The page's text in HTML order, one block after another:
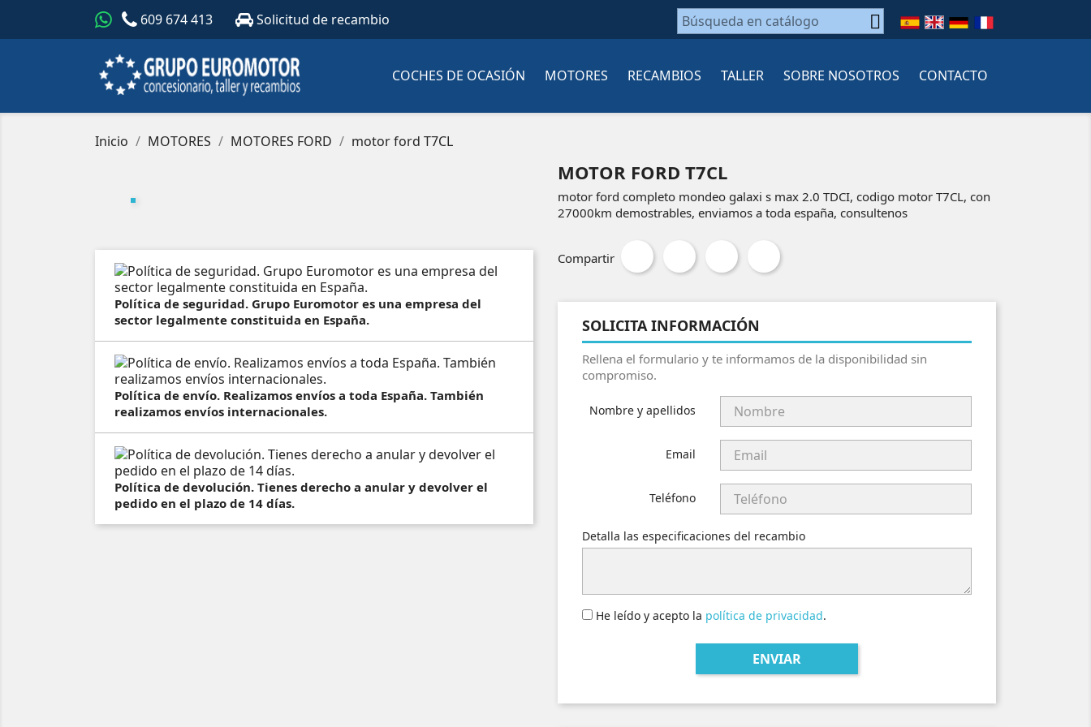
609 674 413 Solicitud de recambio 
COCHES DE OCASIÓN MOTORES RECAMBIOS TALLER SOBRE NOSOTROS CONTACTO
Inicio MOTORES MOTORES FORD motor ford T7CL
Política de seguridad. Grupo Euromotor es una empresa del
sector legalmente constituida en España.
Política de envío. Realizamos envíos a toda España. También
realizamos envíos internacionales.
Política de devolución. Tienes derecho a anular y devolver el
pedido en el plazo de 14 días.
MOTOR FORD T7CL
motor ford completo mondeo galaxi s max 2.0 TDCI, codigo motor T7CL, con
27000km demostrables, enviamos a toda españa, consultenos
Compartir
SOLICITA INFORMACIÓN
Rellena el formulario y te informamos de la disponibilidad sin
compromiso.
Nombre y apellidos
Email
Teléfono
Detalla las especificaciones del recambio
He leído y acepto la política de privacidad.